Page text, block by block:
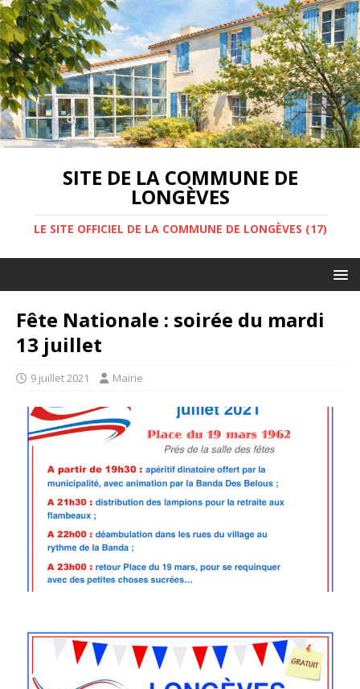
SITE DE LA COMMUNE DE
LONGÈVES
LE SITE OFFICIEL DE LA COMMUNE DE LONGÈVES (17)
Fête Nationale : soirée du mardi
13 juillet
9 juillet 2021 Mairie